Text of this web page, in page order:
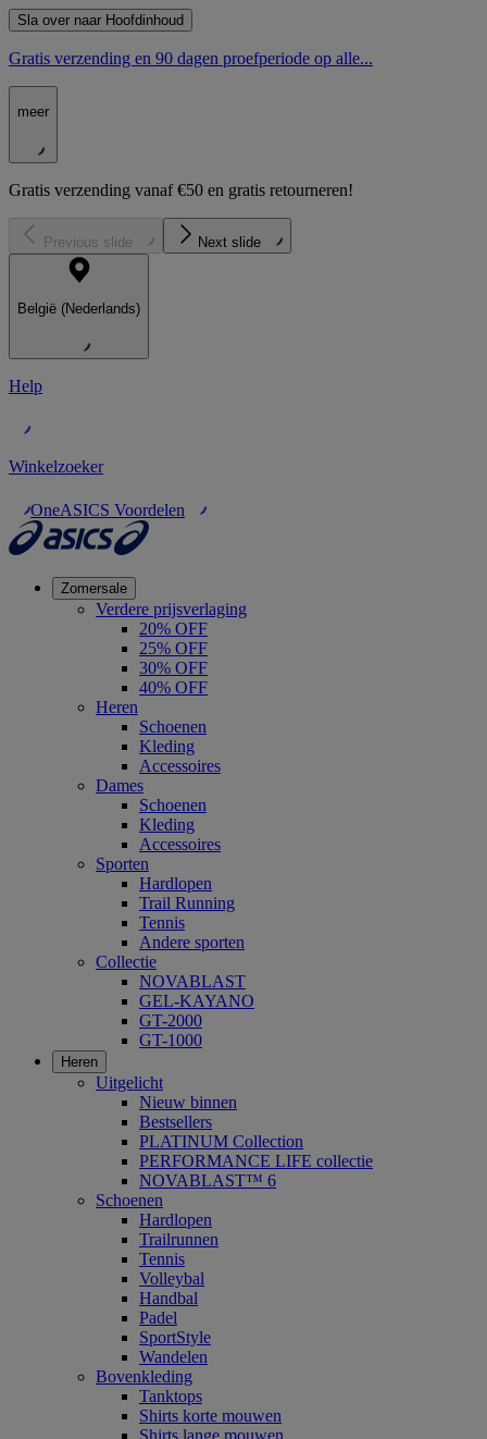
Sla over naar Hoofdinhoud
Gratis verzending en 90 dagen proefperiode op alle...
meer
Gratis verzending vanaf €50 en gratis retourneren!
Previous slide Next slide
België (Nederlands)
Help
Winkelzoeker
OneASICS Voordelen
Zomersale
Verdere prijsverlaging
20% OFF
25% OFF
30% OFF
40% OFF
Heren
Schoenen
Kleding
Accessoires
Dames
Schoenen
Kleding
Accessoires
Sporten
Hardlopen
Trail Running
Tennis
Andere sporten
Collectie
NOVABLAST
GEL-KAYANO
GT-2000
GT-1000
Heren
Uitgelicht
Nieuw binnen
Bestsellers
PLATINUM Collection
PERFORMANCE LIFE collectie
NOVABLAST™ 6
Schoenen
Hardlopen
Trailrunnen
Tennis
Volleybal
Handbal
Padel
SportStyle
Wandelen
Bovenkleding
Tanktops
Shirts korte mouwen